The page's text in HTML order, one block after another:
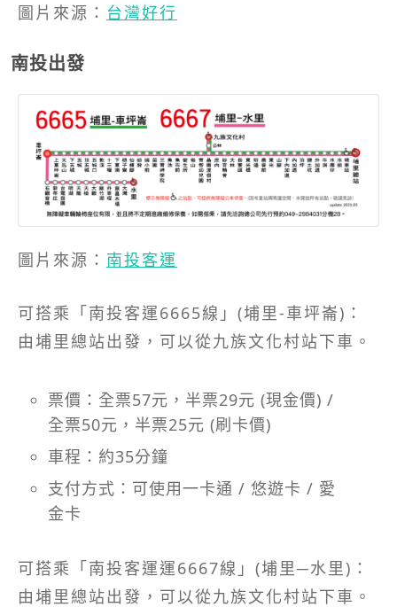
圖片來源： 台灣好行
南投出發
圖片來源： 南投客運
可搭乘「南投客運6665線」(埔里-車坪崙)：
由埔里總站出發，可以從九族文化村站下車。
票價：全票57元，半票29元 (現金價) /
全票50元，半票25元 (刷卡價)
車程：約35分鐘
支付方式：可使用一卡通 / 悠遊卡 / 愛
金卡
可搭乘「南投客運運6667線」(埔里─水里)：
由埔里總站出發，可以從九族文化村站下車。